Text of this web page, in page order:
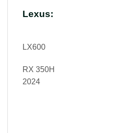
Lexus:
LX600
RX 350H
2024